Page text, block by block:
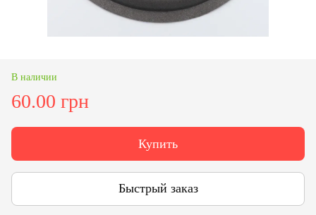
В наличии
60.00 грн
Купить
Быстрый заказ